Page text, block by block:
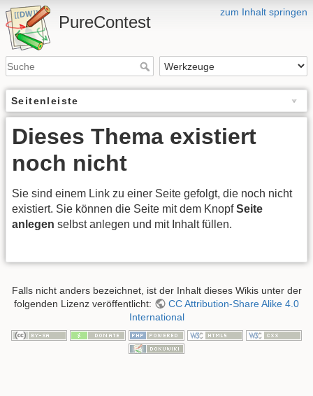
zum Inhalt springen
PureContest
Seitenleiste
Dieses Thema existiert
noch nicht
Sie sind einem Link zu einer Seite gefolgt, die noch nicht
existiert. Sie können die Seite mit dem KnopfSeite
anlegen selbst anlegen und mit Inhalt füllen.
Falls nicht anders bezeichnet, ist der Inhalt dieses Wikis unter der
folgenden Lizenz veröffentlicht:
CC Attribution-Share Alike 4.0
International